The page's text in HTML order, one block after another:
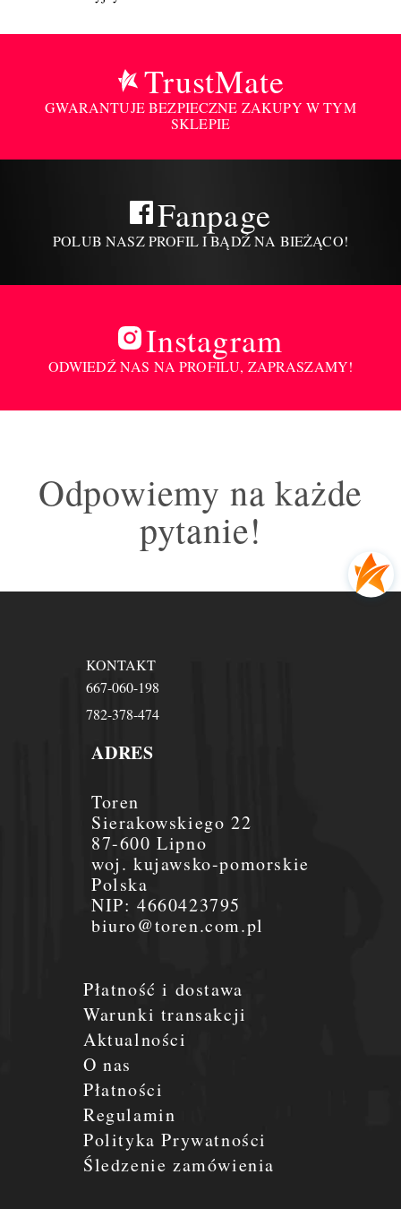
TrustMate
GWARANTUJE BEZPIECZNE ZAKUPY W TYM
SKLEPIE
Fanpage
POLUB NASZ PROFIL I BĄDŹ NA BIEŻĄCO!
Instagram
ODWIEDŹ NAS NA PROFILU, ZAPRASZAMY!
Odpowiemy na każde
pytanie!
Płatność i dostawa
Warunki transakcji
Aktualności
O nas
Płatności
Regulamin
Polityka Prywatności
Śledzenie zamówienia
ADRES
Toren
Sierakowskiego 22
87-600 Lipno
woj. kujawsko-pomorskie
Polska
NIP:4660423795
biuro@toren.com.pl
KONTAKT
667-060-198
782-378-474